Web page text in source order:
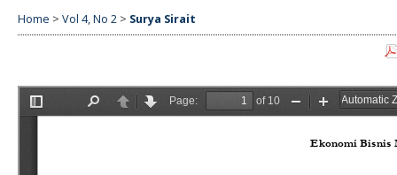
Home > Vol 4, No 2 > Surya Sirait